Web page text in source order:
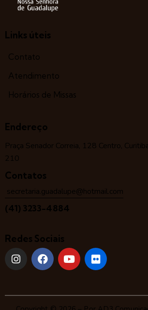
Links úteis
Contato
Atendimento
Horários de Missas
Endereço
Praça Senador Correia, 128 Centro,
210
Contatos
secretaria.guadalupe@hotmail.com
(41) 3233-4884
Redes Sociais